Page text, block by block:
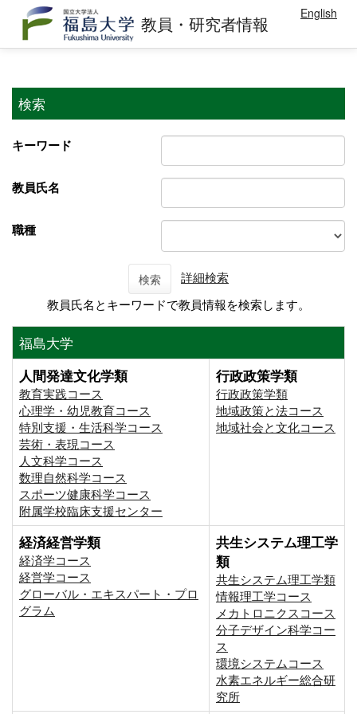
教員・研究者情報 English
検索
キーワード
教員氏名
職種
検索
詳細検索
教員氏名とキーワードで教員情報を検索します。
福島大学
人間発達文化学類
教育実践コース
心理学・幼児教育コース
特別支援・生活科学コース
芸術・表現コース
人文科学コース
数理自然科学コース
スポーツ健康科学コース
附属学校臨床支援センター
行政政策学類
行政政策学類
地域政策と法コース
地域社会と文化コース
経済経営学類
経済学コース
経営学コース
グローバル・エキスパート・プロ
グラム
共生システム理工学
類
共生システム理工学類
情報理工学コース
メカトロニクスコース
分子デザイン科学コー
ス
環境システムコース
⽔素エネルギー総合研
究所